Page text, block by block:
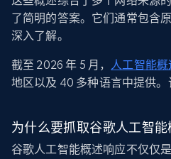
了简明的答案。它们通常包含
深入了解。
截至 2026 年 5 月， 人工智能
地区以及 40 多种语言中提供。
为什么要抓取谷歌人工智能
谷歌人工智能概述响应不仅仅